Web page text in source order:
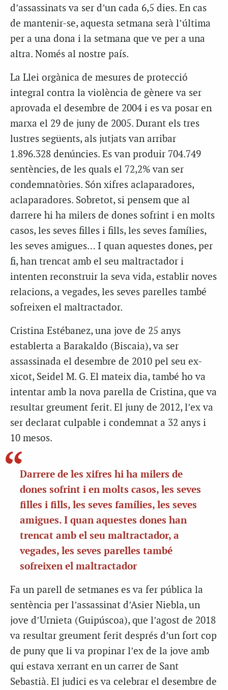
d’assassinats va ser d’un cada 6,5 dies. En cas
de mantenir-se, aquesta setmana serà l’última
per a una dona i la setmana que ve per a una
altra. Només al nostre país.
La Llei orgànica de mesures de protecció
integral contra la violència de gènere va ser
aprovada el desembre de 2004 i es va posar en
marxa el 29 de juny de 2005. Durant els tres
lustres següents, als jutjats van arribar
1.896.328 denúncies. Es van produir 704.749
sentències, de les quals el 72,2% van ser
condemnatòries. Són xifres aclaparadores,
aclaparadores. Sobretot, si pensem que al
darrere hi ha milers de dones sofrint i en molts
casos, les seves filles i fills, les seves famílies,
les seves amigues… I quan aquestes dones, per
fi, han trencat amb el seu maltractador i
intenten reconstruir la seva vida, establir noves
relacions, a vegades, les seves parelles també
sofreixen el maltractador.
Cristina Estébanez, una jove de 25 anys
establerta a Barakaldo (Biscaia), va ser
assassinada el desembre de 2010 pel seu ex-
xicot, Seidel M. G. El mateix dia, també ho va
intentar amb la nova parella de Cristina, que va
resultar greument ferit. El juny de 2012, l’ex va
ser declarat culpable i condemnat a 32 anys i
10 mesos.
Darrere de les xifres hi ha milers de
dones sofrint i en molts casos, les seves
filles i fills, les seves famílies, les seves
amigues. I quan aquestes dones han
trencat amb el seu maltractador, a
vegades, les seves parelles també
sofreixen el maltractador
Fa un parell de setmanes es va fer pública la
sentència per l’assassinat d’Asier Niebla, un
jove d’Urnieta (Guipúscoa), que l’agost de 2018
va resultar greument ferit després d’un fort cop
de puny que li va propinar l’ex de la jove amb
qui estava xerrant en un carrer de Sant
Sebastià. El judici es va celebrar el desembre de